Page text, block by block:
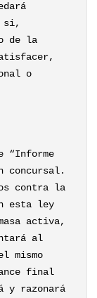
si,
de la
o
“Informe
contra la
esta ley
activa,
al
mismo
final
y razonará